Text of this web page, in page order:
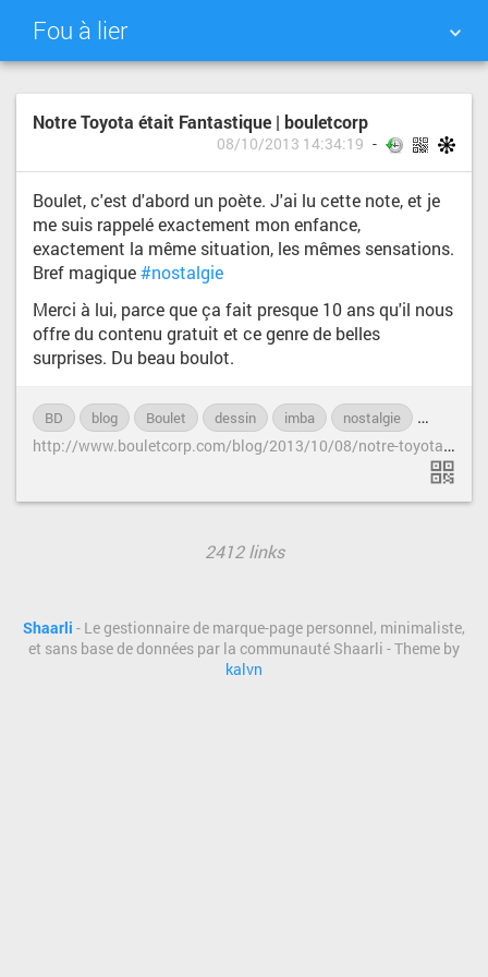
Fou à lier
NUAGE DE TAGS MUR D'IMAGES
Notre Toyota était Fantastique | bouletcorp
08/10/2013 14:34:19
Boulet, c'est d'abord un poète. J'ai lu cette note, et je
me suis rappelé exactement mon enfance,
exactement la même situation, les mêmes sensations.
Bref magique#nostalgie
Merci à lui, parce que ça fait presque 10 ans qu'il nous
offre du contenu gratuit et ce genre de belles
surprises. Du beau boulot.
BD blog Boulet dessin imba nostalgie
h
ttp://www.bouletcorp.com/blog/2013/10/08/notre-toyota-etait-fantastique/
2412 links
Shaarli - Le gestionnaire de marque-page personnel, minimaliste,
et sans base de données par la communauté Shaarli - Theme by
kalvn